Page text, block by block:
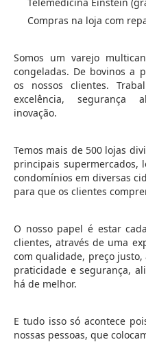
Compras na loja com
Somos um varejo
congeladas. De bovinos a
os nossos clientes.
excelência, segurança
inovação.
Temos mais de 500 lojas
principais supermercados,
condomínios em diversas
para que os clientes
O nosso papel é estar
clientes, através de uma
com qualidade, preço
praticidade e segurança,
há de melhor.
E tudo isso só acontece
nossas pessoas, que